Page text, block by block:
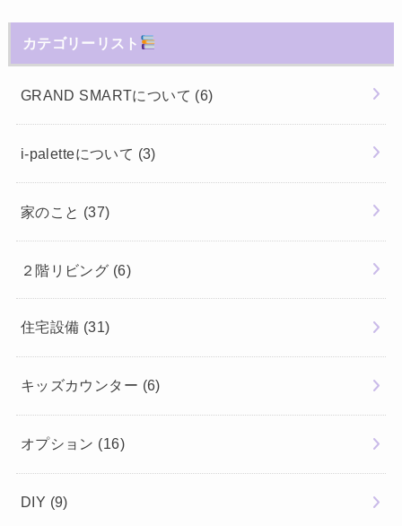
カテゴリーリスト
GRAND SMARTについて (6)
i-paletteについて (3)
家のこと (37)
２階リビング (6)
住宅設備 (31)
キッズカウンター (6)
オプション (16)
DIY (9)